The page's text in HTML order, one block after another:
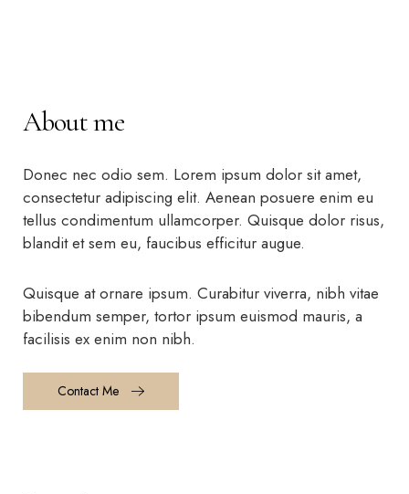
About me
Donec nec odio sem. Lorem ipsum dolor sit amet,
consectetur adipiscing elit. Aenean posuere enim eu
tellus condimentum ullamcorper. Quisque dolor risus,
blandit et sem eu, faucibus efficitur augue.
Quisque at ornare ipsum. Curabitur viverra, nibh vitae
bibendum semper, tortor ipsum euismod mauris, a
facilisis ex enim non nibh.
Contact Me